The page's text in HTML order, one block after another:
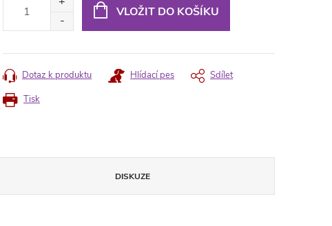
VLOŽIT DO KOŠÍKU
Tisk
Dotaz k produktu Hlídací pes Sdílet
DISKUZE